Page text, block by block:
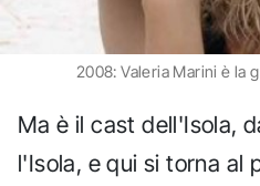
2008: Valeria Marini è la
Ma è il cast dell'Isola,
l'Isola, e qui si torna al